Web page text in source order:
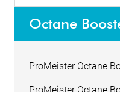
Octane
ProMeister Octane
ProMeister Octane